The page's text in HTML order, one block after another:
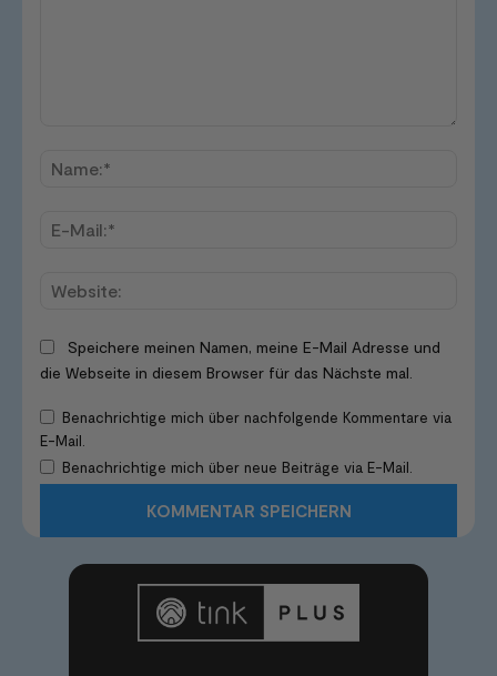
Speichere meinen Namen, meine E-Mail Adresse und
die Webseite in diesem Browser für das Nächste mal.
Benachrichtige mich über nachfolgende Kommentare via
E-Mail.
Benachrichtige mich über neue Beiträge via E-Mail.